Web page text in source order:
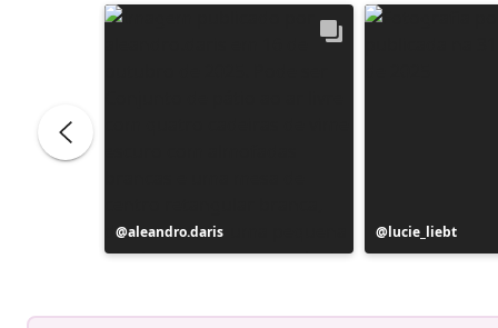
Postagem
publicada
aleandro.daris
Postagem
publicada
lucie_liebt